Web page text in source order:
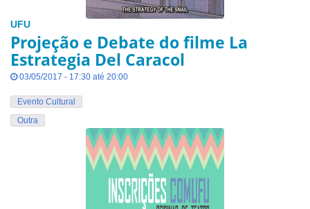
UFU
Projeção e Debate do filme La
Estrategia Del Caracol
03/05/2017 - 17:30 até 20:00
Evento Cultural
Outra